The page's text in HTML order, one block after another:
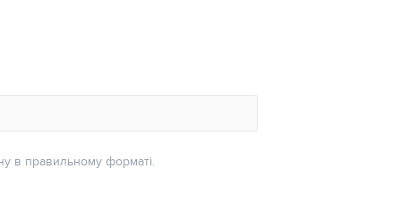
в правильному форматі.